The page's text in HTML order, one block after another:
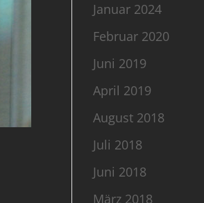
Januar 2024
Februar 2020
Juni 2019
April 2019
August 2018
Juli 2018
Juni 2018
März 2018